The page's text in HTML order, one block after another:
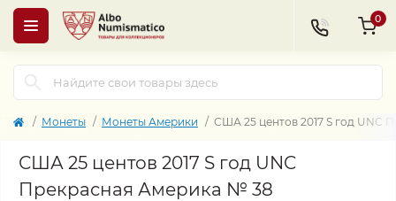
0
Монеты Монеты Америки США 25 центов 2017 S год UNC
США 25 центов 2017 S год UNC
Прекрасная Америка № 38